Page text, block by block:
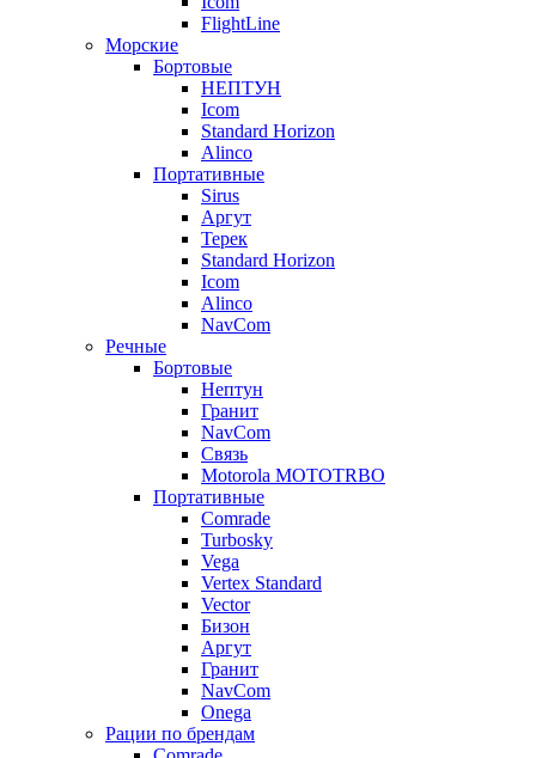
FlightLine
Морские
Бортовые
НЕПТУН
Icom
Standard Horizon
Alinco
Портативные
Sirus
Аргут
Терек
Standard Horizon
Icom
Alinco
NavCom
Речные
Бортовые
Нептун
Гранит
NavCom
Связь
Motorola MOTOTRBO
Портативные
Comrade
Turbosky
Vega
Vertex Standard
Vector
Бизон
Аргут
Гранит
NavCom
Onega
Рации по брендам